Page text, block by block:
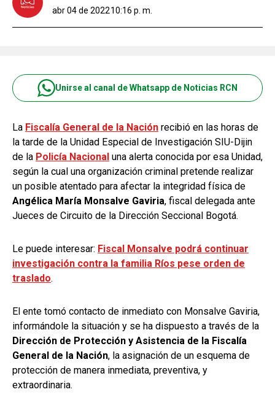
abr 04 de 202210:16 p. m.
Unirse al canal de Whatsapp de Noticias RCN
La Fiscalía General de la Nación recibió en las horas de
la tarde de la Unidad Especial de Investigación SIU-Dijin
de la Policía Nacional una alerta conocida por esa Unidad,
según la cual una organización criminal pretende realizar
un posible atentado para afectar la integridad física de
Angélica María Monsalve Gaviria, fiscal delegada ante
Jueces de Circuito de la Dirección Seccional Bogotá.
Le puede interesar: Fiscal Monsalve podrá continuar
investigación contra la familia Ríos pese orden de
traslado.
El ente tomó contacto de inmediato con Monsalve Gaviria,
informándole la situación y se ha dispuesto a través de la
Dirección de Protección y Asistencia de la Fiscalía
General de la Nación, la asignación de un esquema de
protección de manera inmediata, preventiva, y
extraordinaria.